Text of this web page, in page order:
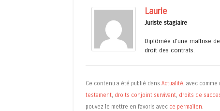
Laurie
Juriste stagiaire
Diplômée d'une maîtrise
droit des contrats.
Ce contenu a été publié dans Actualité, avec
testament, droits conjoint survivant, droits de
pouvez le mettre en favoris avec ce permalien.